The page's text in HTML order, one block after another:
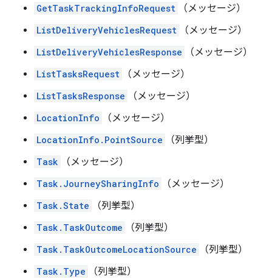
GetTaskTrackingInfoRequest
（メッセージ）
ListDeliveryVehiclesRequest
（メッセージ）
ListDeliveryVehiclesResponse
（メッセージ）
ListTasksRequest
（メッセージ）
ListTasksResponse
（メッセージ）
LocationInfo
（メッセージ）
LocationInfo.PointSource
（列挙型）
Task
（メッセージ）
Task.JourneySharingInfo
（メッセージ）
Task.State
（列挙型）
Task.TaskOutcome
（列挙型）
Task.TaskOutcomeLocationSource
（列挙型）
Task.Type
（列挙型）